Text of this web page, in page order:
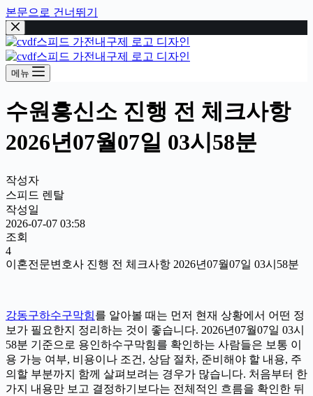
본문으로 건너뛰기
메뉴
수원흥신소 진행 전 체크사항
2026년07월07일 03시58분
작성자
스피드 렌탈
작성일
2026-07-07 03:58
조회
4
이혼전문변호사 진행 전 체크사항 2026년07월07일 03시58분
강동구하수구막힘를 알아볼 때는 먼저 현재 상황에서 어떤 정
보가 필요한지 정리하는 것이 좋습니다. 2026년07월07일 03시
58분 기준으로 용인하수구막힘를 확인하는 사람들은 보통 이
용 가능 여부, 비용이나 조건, 상담 절차, 준비해야 할 내용, 주
의할 부분까지 함께 살펴보려는 경우가 많습니다. 처음부터 한
가지 내용만 보고 결정하기보다는 전체적인 흐름을 확인한 뒤